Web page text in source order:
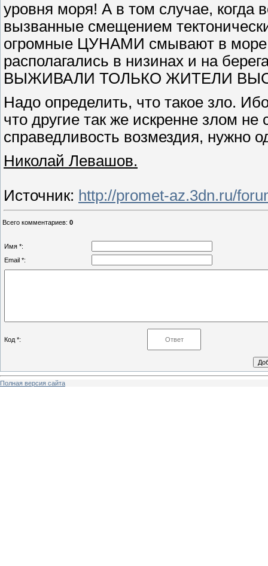
уровня моря! А в том случае, когда
вызванные смещением
огромные ЦУНАМИ смывают в море
располагались в низинах и на
ВЫЖИВАЛИ ТОЛЬКО ЖИТЕЛИ
Надо определить, что такое зло.
что другие так же искренне злом
справедливость возмездия, нужно
Николай Левашов.
Источник: http://promet-az.3dn.ru/
Всего комментариев: 0
Имя *:
Email *:
Код *:
Полная версия сайта